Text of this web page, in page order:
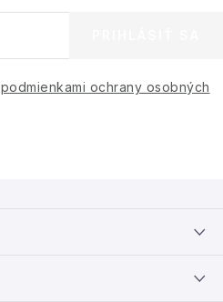
podmienkami ochrany osobných